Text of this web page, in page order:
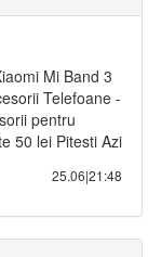
Mi Band 3
Telefoane -
pentru
50 lei Pitesti Azi
25.06|21:48